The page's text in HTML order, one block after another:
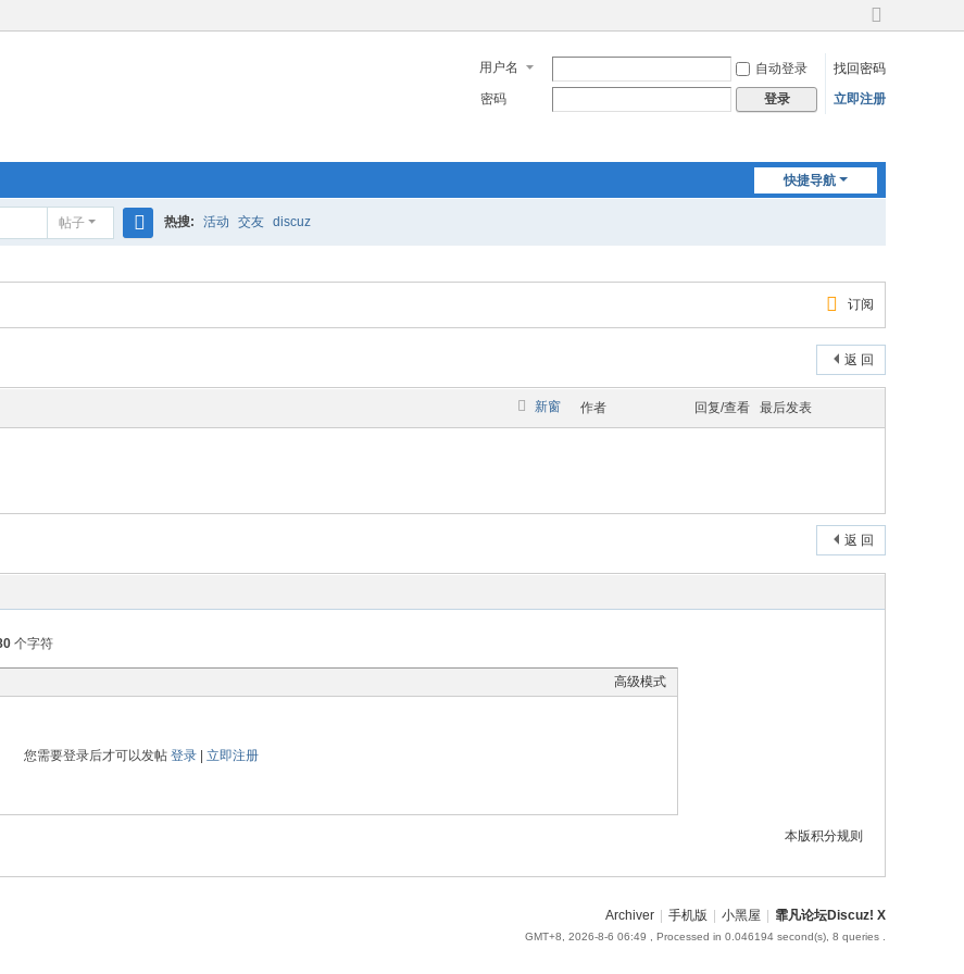
切
到
宽
用户名 自动登录
找回密码
密码
登录 立即注册
快捷导航
帖子
索
热搜: 活动 交友 discuz
订阅
返 回
新窗 作者 回复/查看 最后发表
返 回
个字符
高级模式
您需要登录后才可以发帖 登录 立即注册
本版积分规则
Archiver 手机版 小黑屋 霏凡论坛Discuz! X
GMT+8, 2026-8-6 06:49 , Processed in 0.046194 second(s), 8 queries .